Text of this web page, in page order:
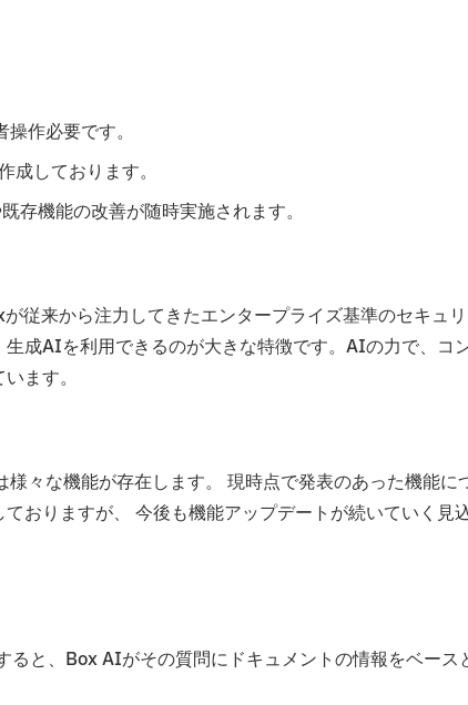
作必要です。
しております。
存機能の改善が随時実施されます。
従来から注力してきたエンタープライズ基準のセキュ
成AIを利用できるのが大きな特徴です。AIの力で、コ
ます。
々な機能が存在します。 現時点で発表のあった機能に
おりますが、 今後も機能アップデートが続いていく見
と、Box AIがその質問にドキュメントの情報をベース